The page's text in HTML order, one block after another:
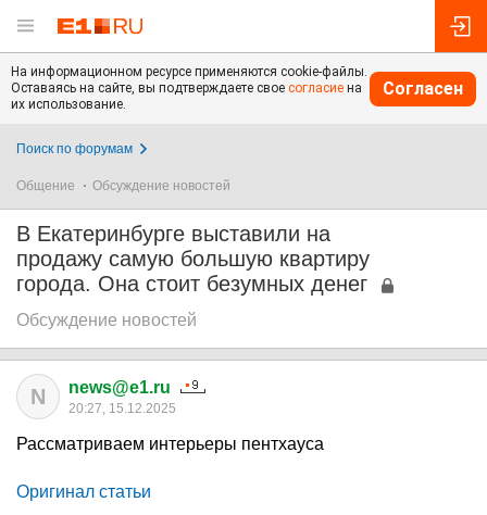
На информационном ресурсе применяются cookie-файлы.
Оставаясь на сайте, вы подтверждаете свое согласие на
их использование.
Согласен
Поиск по форумам
Общение Обсуждение новостей
В Екатеринбурге выставили на
продажу самую большую квартиру
города. Она стоит безумных денег
Обсуждение новостей
N news@e1.ru
20:27, 15.12.2025
Рассматриваем интерьеры пентхауса
Оригинал статьи